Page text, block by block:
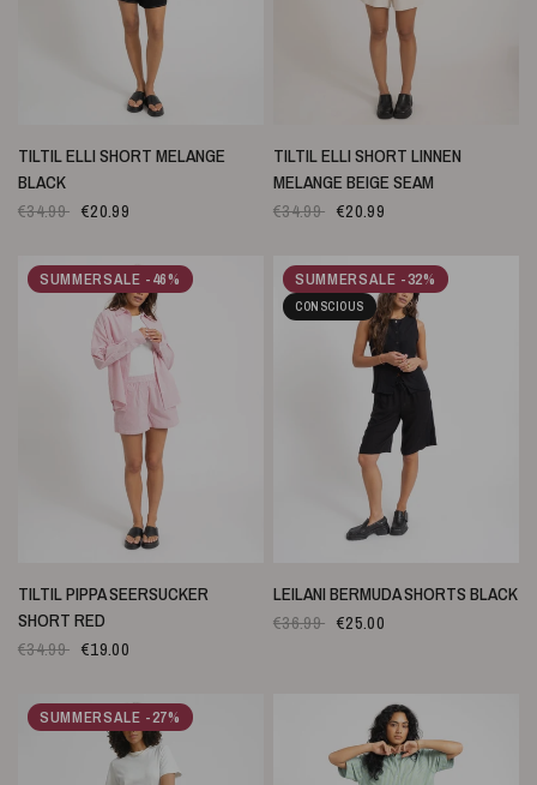
SNELLE WEERGAVE
TILTIL ELLI SHORT MELANGE
BLACK
€34.99 €20.99
SNELLE WEERGAVE
TILTIL ELLI SHORT LINNEN
MELANGE BEIGE SEAM
€34.99 €20.99
SUMMERSALE -46%
SNELLE WEERGAVE
TILTIL PIPPA SEERSUCKER
SHORT RED
€34.99 €19.00
SUMMERSALE -32%
CONSCIOUS
SNELLE WEERGAVE
LEILANI BERMUDA SHORTS BLACK
€36.99 €25.00
SUMMERSALE -27%